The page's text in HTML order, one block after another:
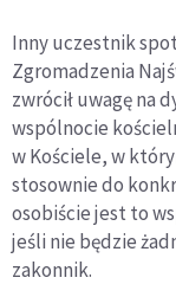
Inny uczestnik
Zgromadzenia
zwrócił uwagę na
wspólnocie
w Kościele, w
stosownie do
osobiście jest to
jeśli nie będzie
zakonnik.